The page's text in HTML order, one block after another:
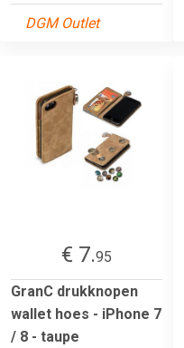
DGM Outlet
€ 7.95
GranC drukknopen
wallet hoes - iPhone 7
/ 8 - taupe